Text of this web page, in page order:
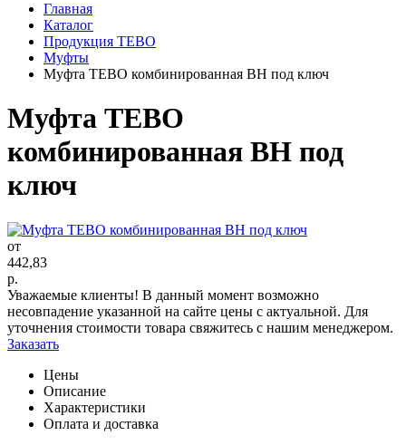
Главная
Каталог
Продукция TEBO
Муфты
Муфта TEBO комбинированная ВН под ключ
Муфта TEBO
комбинированная ВН под
ключ
от
442,83
р.
Уважаемые клиенты! В данный момент возможно
несовпадение указанной на сайте цены с актуальной. Для
уточнения стоимости товара свяжитесь с нашим менеджером.
Заказать
Цены
Описание
Характеристики
Оплата и доставка